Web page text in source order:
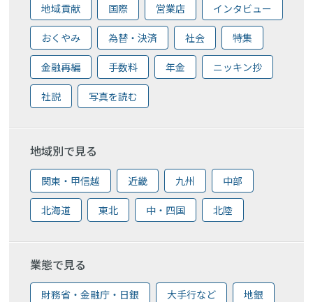
地域貢献 国際 営業店 インタビュー
おくやみ 為替・決済 社会 特集
金融再編 手数料 年金 ニッキン抄
社説 写真を読む
地域別で見る
関東・甲信越 近畿 九州 中部
北海道 東北 中・四国 北陸
業態で見る
財務省・金融庁・日銀 大手行など 地銀